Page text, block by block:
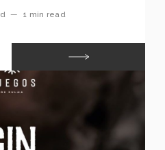
— 1 min read